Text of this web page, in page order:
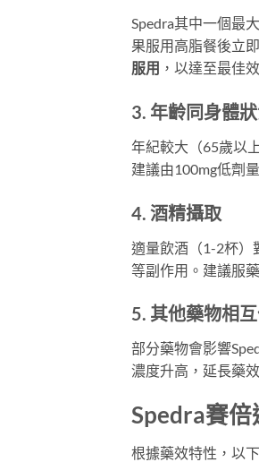
Spedra其中一個最
果服用高脂餐後立
服用 ，以達至最佳
3. 年齡同身體
年紀較大（65歲以
建議由100mg低劑
4. 酒精攝取
適量飲酒（1-2杯）
等副作用。建議服
5. 其他藥物相
部分藥物會影響
濃度升高，延長藥
Spedra賽
根據藥效特性，以